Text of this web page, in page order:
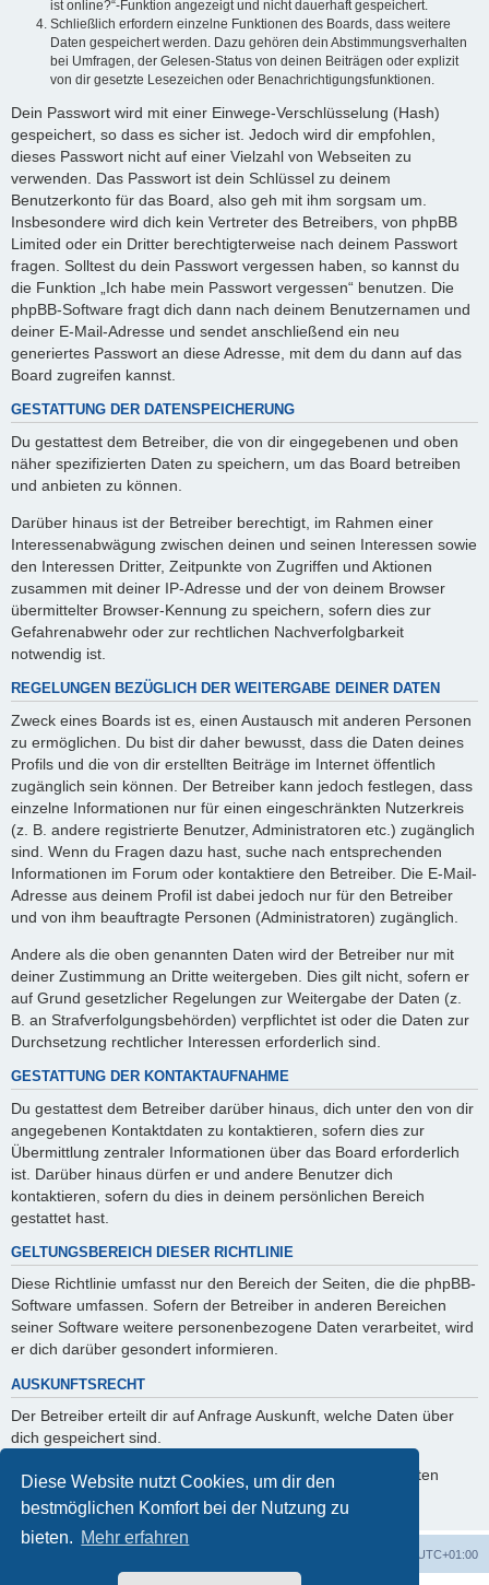
Diese Website nutzt Cookies, um dir den
bestmöglichen Komfort bei der Nutzung zu
bieten. Mehr erfahren
ist online?“-Funktion angezeigt und nicht dauerhaft gespeichert.
Schließlich erfordern einzelne Funktionen des Boards, dass weitere
Daten gespeichert werden. Dazu gehören dein Abstimmungsverhalten
bei Umfragen, der Gelesen-Status von deinen Beiträgen oder explizit
von dir gesetzte Lesezeichen oder Benachrichtigungsfunktionen.
Dein Passwort wird mit einer Einwege-Verschlüsselung (Hash)
gespeichert, so dass es sicher ist. Jedoch wird dir empfohlen,
dieses Passwort nicht auf einer Vielzahl von Webseiten zu
verwenden. Das Passwort ist dein Schlüssel zu deinem
Benutzerkonto für das Board, also geh mit ihm sorgsam um.
Insbesondere wird dich kein Vertreter des Betreibers, von phpBB
Limited oder ein Dritter berechtigterweise nach deinem Passwort
fragen. Solltest du dein Passwort vergessen haben, so kannst du
die Funktion „Ich habe mein Passwort vergessen“ benutzen. Die
phpBB-Software fragt dich dann nach deinem Benutzernamen und
deiner E-Mail-Adresse und sendet anschließend ein neu
generiertes Passwort an diese Adresse, mit dem du dann auf das
Board zugreifen kannst.
GESTATTUNG DER DATENSPEICHERUNG
Du gestattest dem Betreiber, die von dir eingegebenen und oben
näher spezifizierten Daten zu speichern, um das Board betreiben
und anbieten zu können.
Darüber hinaus ist der Betreiber berechtigt, im Rahmen einer
Interessenabwägung zwischen deinen und seinen Interessen sowie
den Interessen Dritter, Zeitpunkte von Zugriffen und Aktionen
zusammen mit deiner IP-Adresse und der von deinem Browser
übermittelter Browser-Kennung zu speichern, sofern dies zur
Gefahrenabwehr oder zur rechtlichen Nachverfolgbarkeit
notwendig ist.
REGELUNGEN BEZÜGLICH DER WEITERGABE DEINER DATEN
Zweck eines Boards ist es, einen Austausch mit anderen Personen
zu ermöglichen. Du bist dir daher bewusst, dass die Daten deines
Profils und die von dir erstellten Beiträge im Internet öffentlich
zugänglich sein können. Der Betreiber kann jedoch festlegen, dass
einzelne Informationen nur für einen eingeschränkten Nutzerkreis
(z. B. andere registrierte Benutzer, Administratoren etc.) zugänglich
sind. Wenn du Fragen dazu hast, suche nach entsprechenden
Informationen im Forum oder kontaktiere den Betreiber. Die E-Mail-
Adresse aus deinem Profil ist dabei jedoch nur für den Betreiber
und von ihm beauftragte Personen (Administratoren) zugänglich.
Andere als die oben genannten Daten wird der Betreiber nur mit
deiner Zustimmung an Dritte weitergeben. Dies gilt nicht, sofern er
auf Grund gesetzlicher Regelungen zur Weitergabe der Daten (z.
B. an Strafverfolgungsbehörden) verpflichtet ist oder die Daten zur
Durchsetzung rechtlicher Interessen erforderlich sind.
GESTATTUNG DER KONTAKTAUFNAHME
Du gestattest dem Betreiber darüber hinaus, dich unter den von dir
angegebenen Kontaktdaten zu kontaktieren, sofern dies zur
Übermittlung zentraler Informationen über das Board erforderlich
ist. Darüber hinaus dürfen er und andere Benutzer dich
kontaktieren, sofern du dies in deinem persönlichen Bereich
gestattet hast.
GELTUNGSBEREICH DIESER RICHTLINIE
Diese Richtlinie umfasst nur den Bereich der Seiten, die die phpBB-
Software umfassen. Sofern der Betreiber in anderen Bereichen
seiner Software weitere personenbezogene Daten verarbeitet, wird
er dich darüber gesondert informieren.
AUSKUNFTSRECHT
Der Betreiber erteilt dir auf Anfrage Auskunft, welche Daten über
dich gespeichert sind.
Du kannst jederzeit die Löschung bzw. Sperrung deiner Daten
verlangen. Kontaktiere hierzu bitte den Betreiber.
UTC+01:00